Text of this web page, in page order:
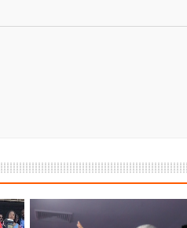
2026 Reconoce el aporte de
de RD$6 millones, ¿y